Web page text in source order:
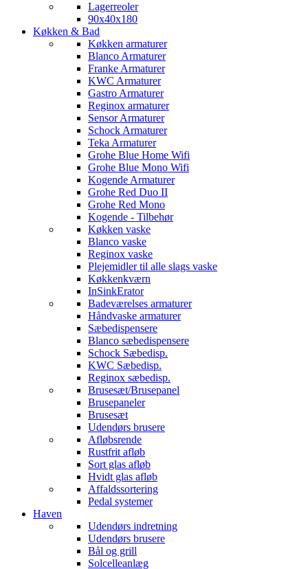
Lagerreoler
90x40x180
Køkken & Bad
Køkken armaturer
Blanco Armaturer
Franke Armaturer
KWC Armaturer
Gastro Armaturer
Reginox armaturer
Sensor Armaturer
Schock Armaturer
Teka Armaturer
Grohe Blue Home Wifi
Grohe Blue Mono Wifi
Kogende Armaturer
Grohe Red Duo II
Grohe Red Mono
Kogende - Tilbehør
Køkken vaske
Blanco vaske
Reginox vaske
Plejemidler til alle slags vaske
Køkkenkværn
InSinkErator
Badeværelses armaturer
Håndvaske armaturer
Sæbedispensere
Blanco sæbedispensere
Schock Sæbedisp.
KWC Sæbedisp.
Reginox sæbedisp.
Brusesæt/Brusepanel
Brusepaneler
Brusesæt
Udendørs brusere
Afløbsrende
Rustfrit afløb
Sort glas afløb
Hvidt glas afløb
Affaldssortering
Pedal systemer
Haven
Udendørs indretning
Udendørs brusere
Bål og grill
Solcelleanlæg